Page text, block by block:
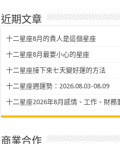
近期文章
十二星座8月的貴人是這個星座
十二星座8月最要小心的星座
十二星座接下來七天變好運的方法
十二星座週運勢：2026.08.03-08.09
十二星座2026年8月感情、工作、財務
商業合作